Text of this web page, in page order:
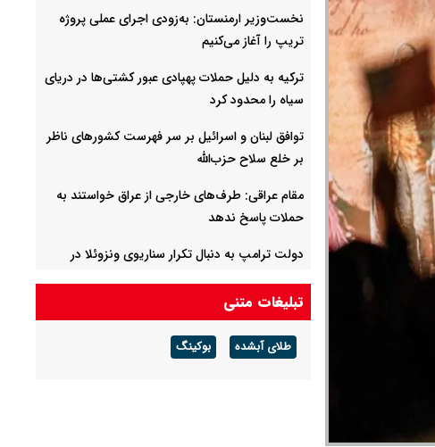
نخست‌وزیر ارمنستان: به‌زودی اجرای عملی پروژه
تریپ را آغاز می‌کنیم
ترکیه به دلیل حملات پهپادی عبور کشتی‌ها در دریای
سیاه را محدود کرد
توافق لبنان و اسرائیل بر سر فهرست کشورهای ناظر
بر خلع سلاح حزب‌الله
مقام عراقی: طرف‌های خارجی از عراق خواستند به
حملات پاسخ ندهد
دولت ترامپ به دنبال تکرار سناریوی ونزوئلا در
اختلاف ایتالیا و اسپانیا بر سر کنترل‌ مرز مشترک
شدت گرفت/ تهدید به اقدام متقابل مادرید
تبلیغات متنی
طلای آبشده بوکینگ